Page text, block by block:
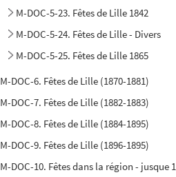
M-DOC-5-23. Fêtes de Lille 1842
M-DOC-5-24. Fêtes de Lille - Divers
M-DOC-5-25. Fêtes de Lille 1865
M-DOC-6. Fêtes de Lille (1870-1881)
M-DOC-7. Fêtes de Lille (1882-1883)
M-DOC-8. Fêtes de Lille (1884-1895)
M-DOC-9. Fêtes de Lille (1896-1895)
M-DOC-10. Fêtes dans la région - jusque